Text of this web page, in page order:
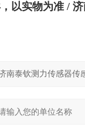
以实物为准 /